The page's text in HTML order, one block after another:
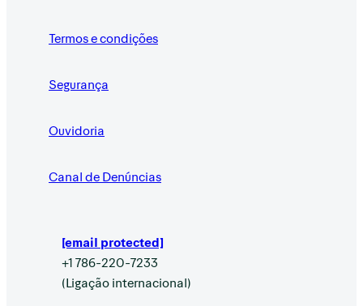
Termos e condições
Segurança
Ouvidoria
Canal de Denúncias
[email protected]
+1 786-220-7233
(Ligação internacional)